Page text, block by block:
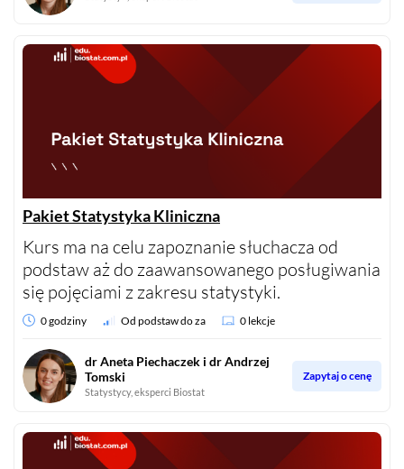
Pakiet Statystyka Kliniczna
Kurs ma na celu zapoznanie słuchacza od
podstaw aż do zaawansowanego posługiwania
się pojęciami z zakresu statystyki.
0 godziny Od podstaw do za 0 lekcje
dr Aneta Piechaczek i dr Andrzej
Tomski
Statystycy, eksperci Biostat
Zapytaj o cenę